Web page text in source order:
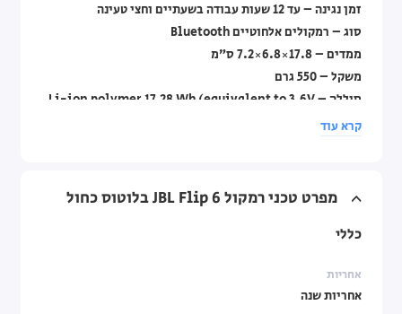
זמן נגינה – עד 12 שעות עבודה בשעתיים וחצי טעינה
סוג – רמקולים אלחוטיים Bluetooth
ממדים – 17.8×6.8×7.2 ס”מ
משקל – 550 גרם
סוללה – Li-ion polymer 17.28 Wh (equivalent to 3.6V
/4800mAh)
קטגוריה: רמקול נייד מומלץ לטיולים
קרא עוד
מפרט טכני רמקול JBL Flip 6 בלוטוס כחול
כללי
אחריות
אחריות שנה